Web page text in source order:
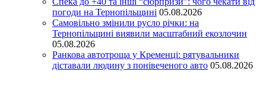
погоди на Тернопільщині 05.08.2026
Самовільно змінили русло річки: на
Тернопільщині виявили масштабний екозлочин
05.08.2026
Ранкова автотроща у Кременці: рятувальники
діставали людину з понівеченого авто 05.08.2026